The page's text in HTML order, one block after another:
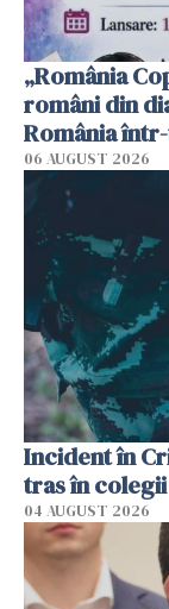
„România
români din
România
06 AUGUST 2026
Incident în
tras în
04 AUGUST 2026